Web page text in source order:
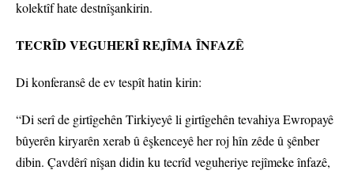
kolektîf hate destnîşankirin.
TECRÎD VEGUHERÎ REJÎMA ÎNFAZÊ
Di konferansê de ev tespît hatin kirin:
“Di serî de girtîgehên Tirkiyeyê li girtîgehên tevahiya Ewropayê
bûyerên kiryarên xerab û êşkenceyê her roj hîn zêde û şênber
dibin. Çavdêrî nîşan didin ku tecrîd veguheriye rejîmeke înfazê,